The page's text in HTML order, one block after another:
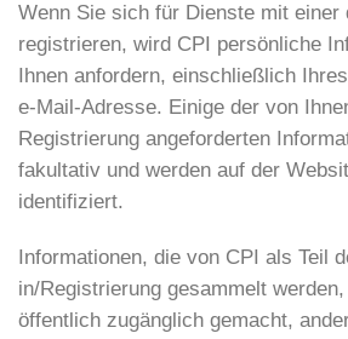
Wenn Sie sich für Dienste mit einer
registrieren, wird CPI persönliche
Ihnen anfordern, einschließlich
e-Mail-Adresse. Einige der von
Registrierung angeforderten
fakultativ und werden auf der
identifiziert.
Informationen, die von CPI als Teil
in/Registrierung gesammelt
öffentlich zugänglich gemacht,